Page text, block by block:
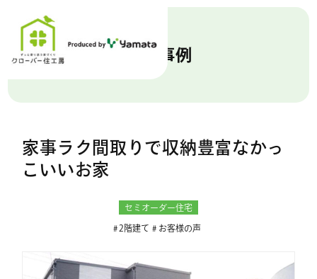
施工事例
家事ラク間取りで収納豊富なかっ
こいいお家
セミオーダー住宅
2階建て お客様の声